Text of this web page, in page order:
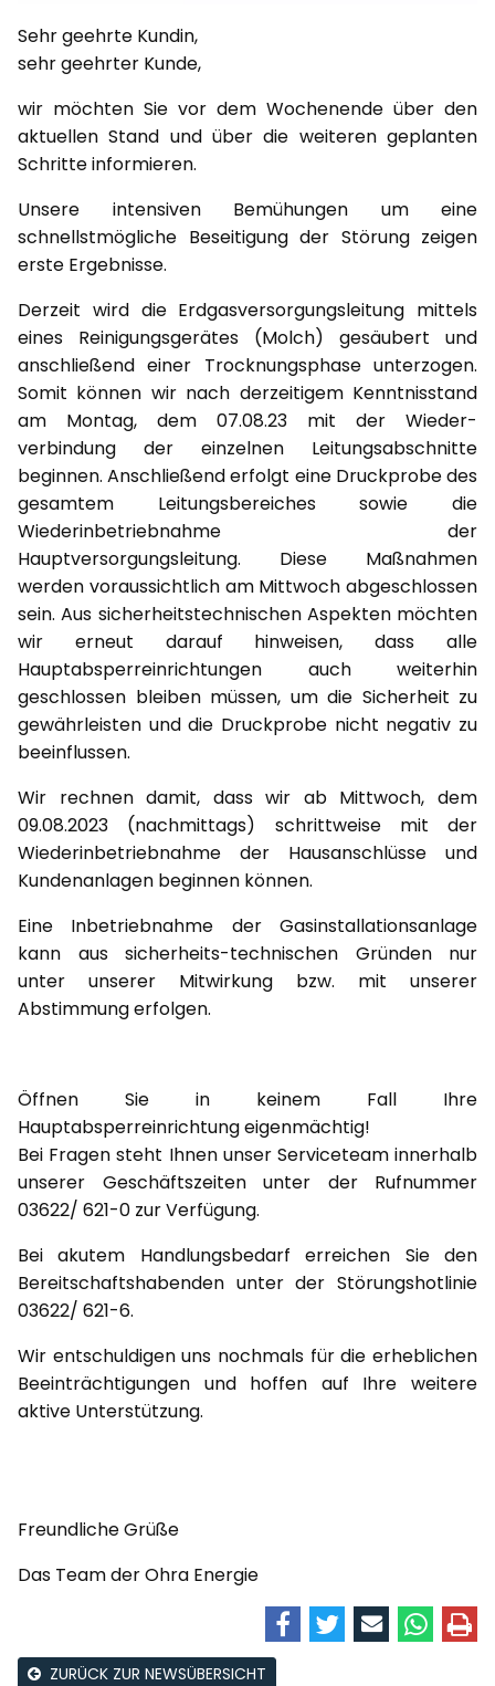
Sehr geehrte Kundin,
sehr geehrter Kunde,
wir möchten Sie vor dem Wochenende über den
aktuellen Stand und über die weiteren geplanten
Schritte informieren.
Unsere intensiven Bemühungen um eine
schnellstmögliche Beseitigung der Störung zeigen
erste Ergebnisse.
Derzeit wird die Erdgasversorgungsleitung mittels
eines Reinigungsgerätes (Molch) gesäubert und
anschließend einer Trocknungsphase unterzogen.
Somit können wir nach derzeitigem Kenntnisstand
am Montag, dem 07.08.23 mit der Wieder-
verbindung der einzelnen Leitungsabschnitte
beginnen. Anschließend erfolgt eine Druckprobe des
gesamtem Leitungsbereiches sowie die
Wiederinbetriebnahme der
Hauptversorgungsleitung. Diese Maßnahmen
werden voraussichtlich am Mittwoch abgeschlossen
sein. Aus sicherheitstechnischen Aspekten möchten
wir erneut darauf hinweisen, dass alle
Hauptabsperreinrichtungen auch weiterhin
geschlossen bleiben müssen, um die Sicherheit zu
gewährleisten und die Druckprobe nicht negativ zu
beeinflussen.
Wir rechnen damit, dass wir ab Mittwoch, dem
09.08.2023 (nachmittags) schrittweise mit der
Wiederinbetriebnahme der Hausanschlüsse und
Kundenanlagen beginnen können.
Eine Inbetriebnahme der Gasinstallationsanlage
kann aus sicherheits-technischen Gründen nur
unter unserer Mitwirkung bzw. mit unserer
Abstimmung erfolgen.
Öffnen Sie in keinem Fall Ihre
Hauptabsperreinrichtung eigenmächtig!
Bei Fragen steht Ihnen unser Serviceteam innerhalb
unserer Geschäftszeiten unter der Rufnummer
03622/ 621-0 zur Verfügung.
Bei akutem Handlungsbedarf erreichen Sie den
Bereitschaftshabenden unter der Störungshotlinie
03622/ 621-6.
Wir entschuldigen uns nochmals für die erheblichen
Beeinträchtigungen und hoffen auf Ihre weitere
aktive Unterstützung.
Freundliche Grüße
Das Team der Ohra Energie
ZURÜCK ZUR NEWSÜBERSICHT